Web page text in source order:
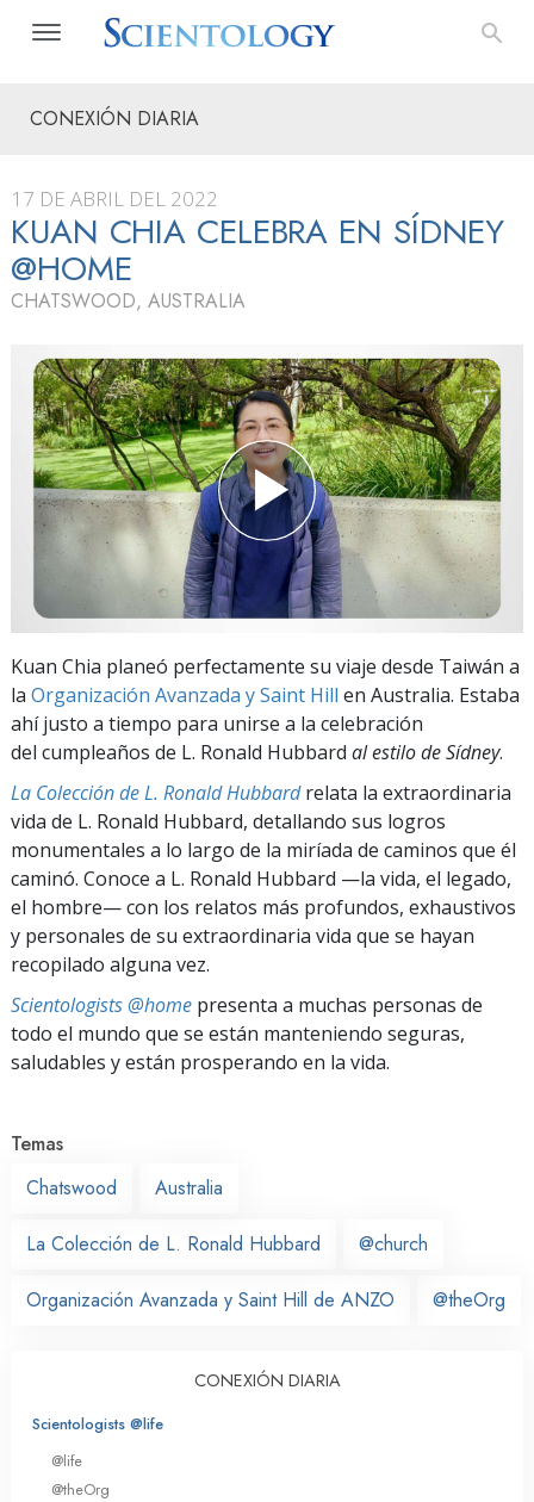
CONEXIÓN DIARIA
17 DE ABRIL DEL 2022
KUAN CHIA CELEBRA EN SÍDNEY
@HOME
CHATSWOOD, AUSTRALIA
Kuan Chia planeó perfectamente su viaje desde Taiwán a
la Organización Avanzada y Saint Hill en Australia. Estaba
ahí justo a tiempo para unirse a la celebración
del cumpleaños de L. Ronald Hubbard al estilo de Sídney.
La Colección de L. Ronald Hubbardrelata la extraordinaria
vida de L. Ronald Hubbard, detallando sus logros
monumentales a lo largo de la miríada de caminos que él
caminó. Conoce a L. Ronald Hubbard —la vida, el legado,
el hombre— con los relatos más profundos, exhaustivos
y personales de su extraordinaria vida que se hayan
recopilado alguna vez.
Scientologists @home presenta a muchas personas de
todo el mundo que se están manteniendo seguras,
saludables y están prosperando en la vida.
Temas
Chatswood
Australia
La Colección de L. Ronald Hubbard @church
Organización Avanzada y Saint Hill de ANZO @theOrg
CONEXIÓN DIARIA
Scientologists @life
@life
@theOrg